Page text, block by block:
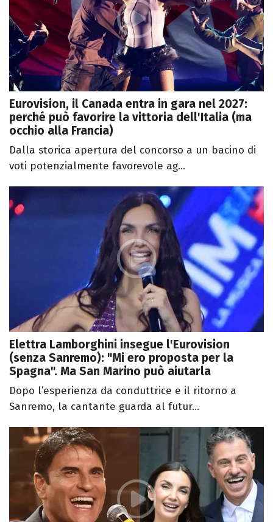
Eurovision, il Canada entra in gara nel 2027:
perché può favorire la vittoria dell'Italia (ma
occhio alla Francia)
Dalla storica apertura del concorso a un bacino di
voti potenzialmente favorevole ag...
Elettra Lamborghini insegue l'Eurovision
(senza Sanremo): "Mi ero proposta per la
Spagna". Ma San Marino può aiutarla
Dopo l’esperienza da conduttrice e il ritorno a
Sanremo, la cantante guarda al futur...